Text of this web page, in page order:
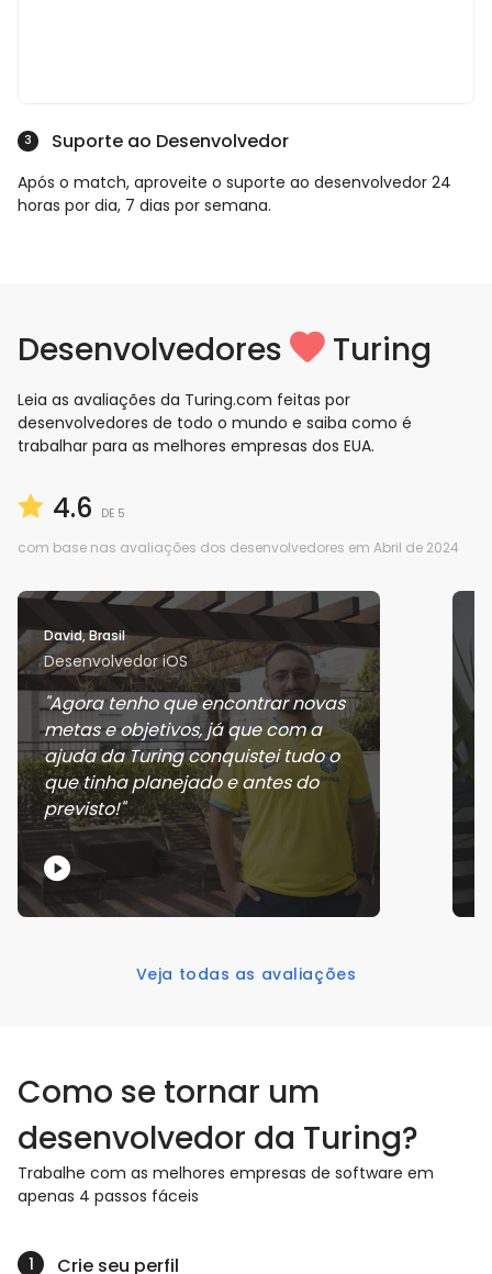
3 Suporte ao Desenvolvedor
Após o match, aproveite o suporte ao desenvolvedor 24
horas por dia, 7 dias por semana.
Desenvolvedores Turing
Leia as avaliações da Turing.com feitas por
desenvolvedores de todo o mundo e saiba como é
trabalhar para as melhores empresas dos EUA.
4.6 DE 5
com base nas avaliações dos desenvolvedores em Abril de 2024
David, Brasil
Desenvolvedor iOS
Agora tenho que encontrar novas
metas e objetivos, já que com a
ajuda da Turing conquistei tudo o
que tinha planejado e antes do
previsto!
Veja todas as avaliações
Como se tornar um
desenvolvedor da Turing?
Trabalhe com as melhores empresas de software em
apenas 4 passos fáceis
Crie seu perfil